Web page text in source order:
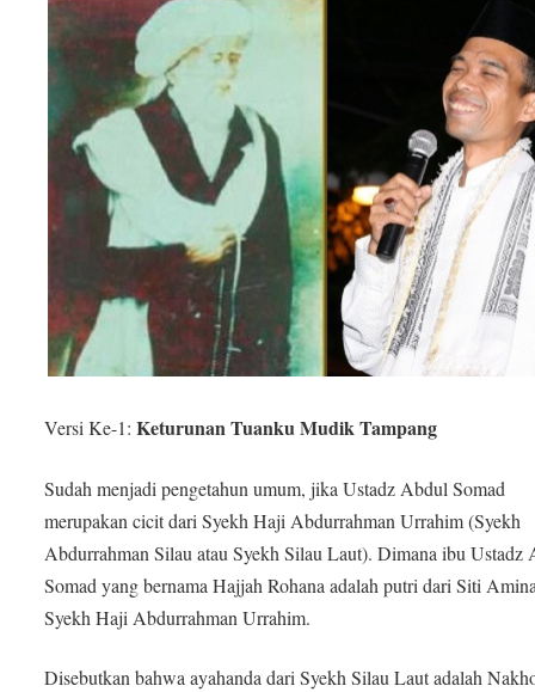
Versi Ke-1:Keturunan Tuanku Mudik Tampang
Sudah menjadi pengetahun umum, jika Ustadz Abdul Somad
merupakan cicit dari Syekh Haji Abdurrahman Urrahim (Syekh
Abdurrahman Silau atau Syekh Silau Laut). Dimana ibu Ustadz
Somad yang bernama Hajjah Rohana adalah putri dari Siti
Syekh Haji Abdurrahman Urrahim.
Disebutkan bahwa ayahanda dari Syekh Silau Laut adalah